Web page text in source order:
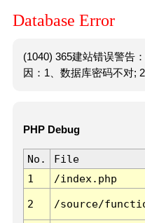
Database Error
(1040) 365建站错误警告
因：1、数据库密码不对;
PHP Debug
No. File
1
/index.php
2 /source/